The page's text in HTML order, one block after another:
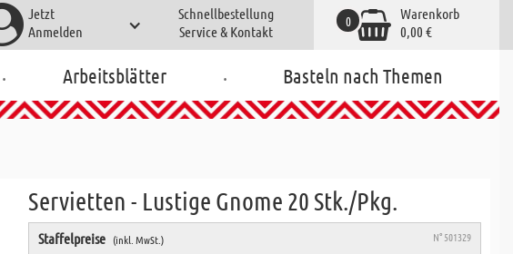
Jetzt
Anmelden
Schnellbestellung
Service & Kontakt
Warenkorb
0,00 €
0
. Arbeitsblätter . Basteln nach Themen
Servietten - Lustige Gnome 20 Stk./Pkg.
Staffelpreise (inkl. MwSt.) N° 501329